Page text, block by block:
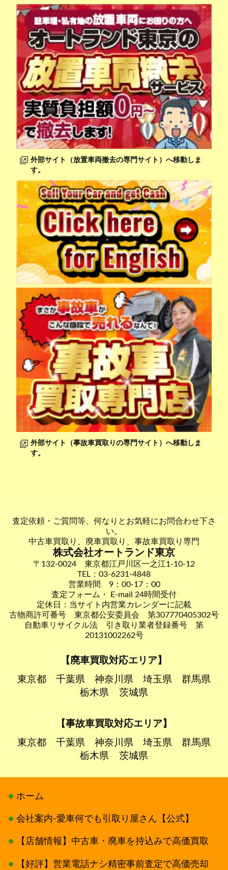
外部サイト（放置車両撤去の専門サイト）へ移動しま
す。
外部サイト（事故車買取りの専門サイト）へ移動しま
す。
査定依頼・ご質問等、何なりとお気軽にお問合わせ下さ
い。
中古車買取り、廃車買取り、事故車買取り専門
株式会社オートランド東京
〒132-0024 東京都江戸川区一之江1-10-12
TEL：03-6231-4848
営業時間 9：00-17：00
査定フォーム・ E-mail 24時間受付
定休日：当サイト内営業カレンダーに記載
古物商許可番号 東京都公安委員会 第307770405302号
自動車リサイクル法 引き取り業者登録番号 第
20131002262号
【廃車買取対応エリア】
東京都
千葉県 神奈川県 埼玉県
群馬県
栃木県
茨城県
【事故車買取対応エリア】
東京都
千葉県 神奈川県 埼玉県
群馬県
栃木県
茨城県
ホーム
会社案内-愛車何でも引取り屋さん【公式】
【店舗情報】中古車・廃車を持込みで高価買取
【好評】営業電話ナシ精密事前査定で高価売却